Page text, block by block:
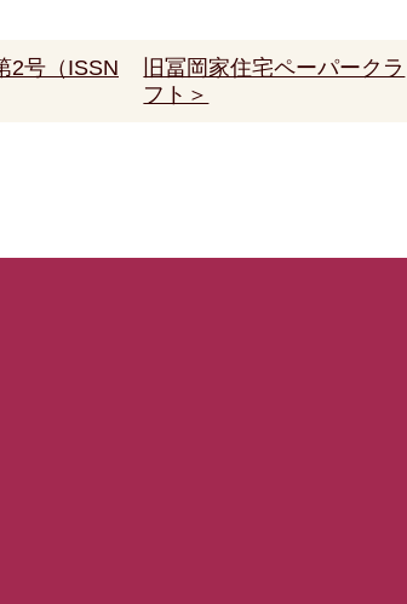
2号（ISSN
旧冨岡家住宅ペーパークラ
フト＞